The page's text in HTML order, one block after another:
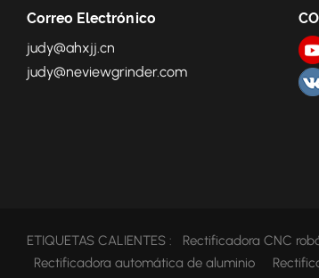
Correo Electrónico
judy@ahxjj.cn
judy@neviewgrinder.com
ETIQUETAS CALIENTES : Rectificadora CNC
Rectificadora automática de aluminio